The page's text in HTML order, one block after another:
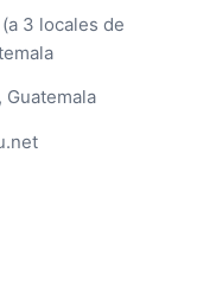
3 locales de
Guatemala